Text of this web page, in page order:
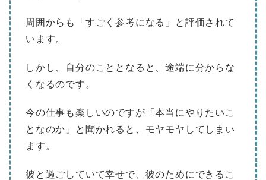
周囲からも「すごく参考になる」と評価されて
います。
しかし、自分のこととなると、途端に分からな
くなるのです。
今の仕事も楽しいのですが「本当にやりたいこ
となのか」と聞かれると、モヤモヤしてしまい
ます。
彼と過ごしていて幸せで、彼のためにできるこ